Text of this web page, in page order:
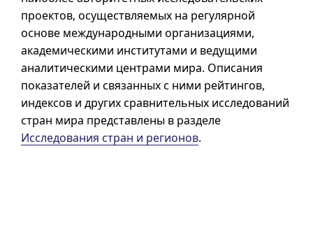
проектов, осуществляемых на регулярной
основе международными организациями,
академическими институтами и ведущими
аналитическими центрами мира. Описания
показателей и связанных с ними рейтингов,
индексов и других сравнительных исследований
стран мира представлены в разделе
Исследования стран и регионов.